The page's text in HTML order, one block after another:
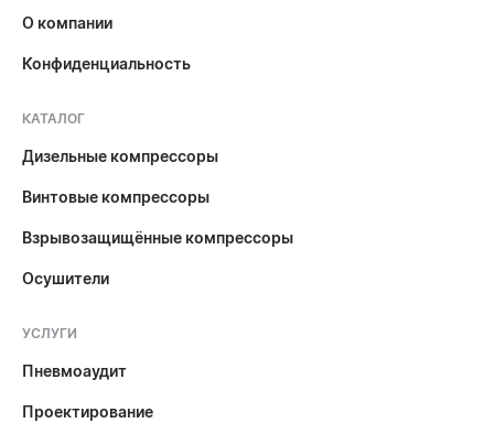
О компании
Конфиденциальность
КАТАЛОГ
Дизельные компрессоры
Винтовые компрессоры
Взрывозащищённые компрессоры
Осушители
УСЛУГИ
Пневмоаудит
Проектирование